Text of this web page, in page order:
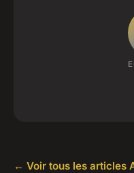
← Voir tous les articles